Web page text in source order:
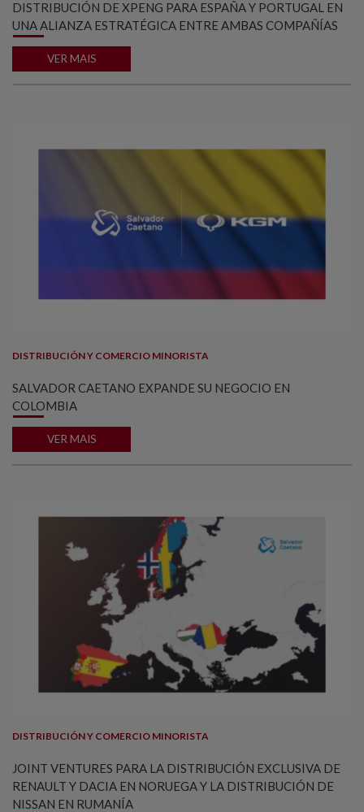
DISTRIBUCIÓN DE XPENG PARA ESPAÑA Y PORTUGAL EN
UNA ALIANZA ESTRATÉGICA ENTRE AMBAS COMPAÑÍAS
VER MAIS
DISTRIBUCIÓN Y COMERCIO MINORISTA
SALVADOR CAETANO EXPANDE SU NEGOCIO EN
COLOMBIA
VER MAIS
DISTRIBUCIÓN Y COMERCIO MINORISTA
JOINT VENTURES PARA LA DISTRIBUCIÓN EXCLUSIVA DE
RENAULT Y DACIA EN NORUEGA Y LA DISTRIBUCIÓN DE
NISSAN EN RUMANÍA